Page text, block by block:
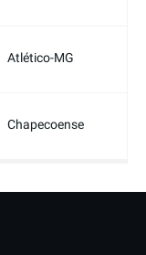
Atlético-MG
Chapecoense